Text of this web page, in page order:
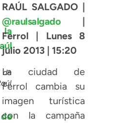
de
RAÚL SALGADO |
@raulsalgado |
Ferrol | Lunes 8
julio 2013 | 15:20
La ciudad de
Ferrol cambia su
imagen turística
con la campaña